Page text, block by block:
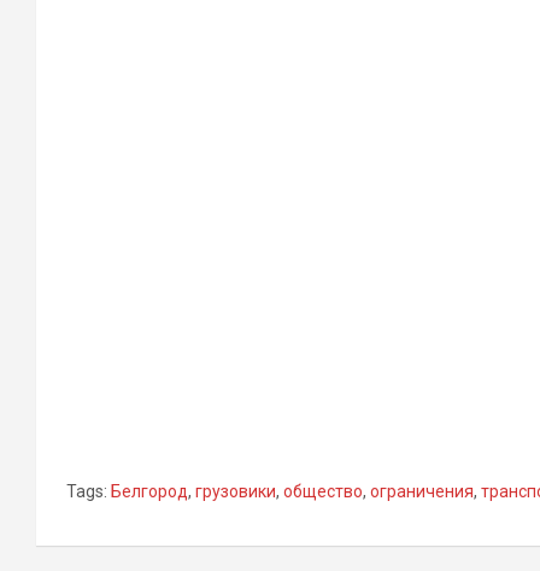
Tags: Белгород, грузовики, общество, ограничения,